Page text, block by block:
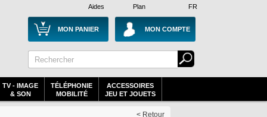
Plan
Aides FR
MON PANIER MON COMPTE
TV - IMAGE
& SON
TÉLÉPHONIE
MOBILITÉ
ACCESSOIRES
JEU ET JOUETS
< Retour